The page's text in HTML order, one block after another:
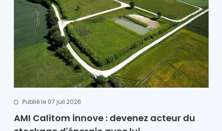
Publié le 07 juil 2026
AMI Calitom innove : devenez acteur du